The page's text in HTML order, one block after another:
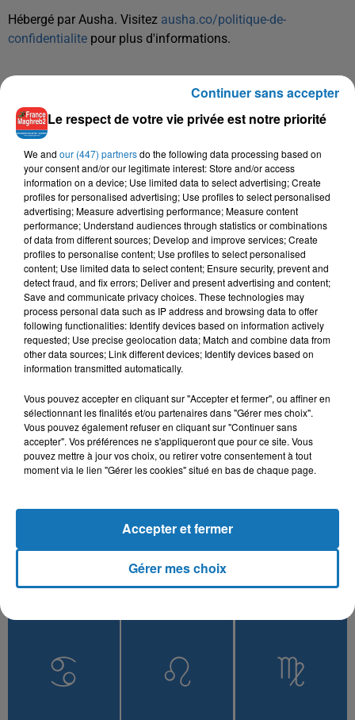
Hébergé par Ausha. Visitez ausha.co/politique-de-
confidentialite pour plus d'informations.
TITRES DIFFUSÉS
RAHMA MOHSEN,
NORDO
Ramt Masn
OUALID, CRAVATA
Ya Nari
CHEB HAMIDOU, OMAR
KAMAL
L'HOROSCOPE
Le respect de votre vie privée est notre priorité
We and our (447) partnersdo the following data processing based on
your consent and/or our legitimate interest: Store and/or access
information on a device; Use limited data to select advertising; Create
profiles for personalised advertising; Use profiles to select personalised
advertising; Measure advertising performance; Measure content
performance; Understand audiences through statistics or combinations
of data from different sources; Develop and improve services; Create
profiles to personalise content; Use profiles to select personalised
content; Use limited data to select content; Ensure security, prevent and
detect fraud, and fix errors; Deliver and present advertising and content;
Save and communicate privacy choices. These technologies may
process personal data such as IP address and browsing data to offer
following functionalities: Identify devices based on information actively
requested; Use precise geolocation data; Match and combine data from
other data sources; Link different devices; Identify devices based on
information transmitted automatically.
Vous pouvez accepter en cliquant sur "Accepter et fermer", ou affiner en
sélectionnant les finalités et/ou partenaires dans "Gérer mes choix".
Vous pouvez également refuser en cliquant sur "Continuer sans
accepter". Vos préférences ne s'appliqueront que pour ce site. Vous
pouvez mettre à jour vos choix, ou retirer votre consentement à tout
moment via le lien "Gérer les cookies" situé en bas de chaque page.
Gérer mes choix
Accepter et fermer
Continuer sans accepter